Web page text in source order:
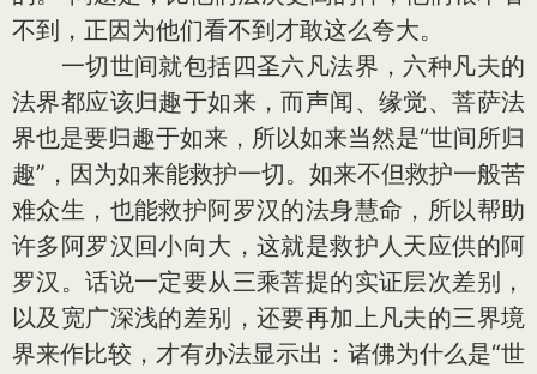
不到，正因为他们看不到才敢这么夸大。
一切世间就包括四圣六凡法界，六种凡夫的
法界都应该归趣于如来，而声闻、缘觉、菩萨法
界也是要归趣于如来，所以如来当然是“世间所归
趣”，因为如来能救护一切。如来不但救护一般苦
难众生，也能救护阿罗汉的法身慧命，所以帮助
许多阿罗汉回小向大，这就是救护人天应供的阿
罗汉。话说一定要从三乘菩提的实证层次差别，
以及宽广深浅的差别，还要再加上凡夫的三界境
界来作比较，才有办法显示出：诸佛为什么是“世